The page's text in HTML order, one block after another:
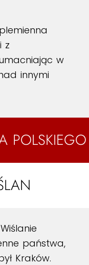
z
w
innymi
POLSKIEGO
państwa,
Kraków.